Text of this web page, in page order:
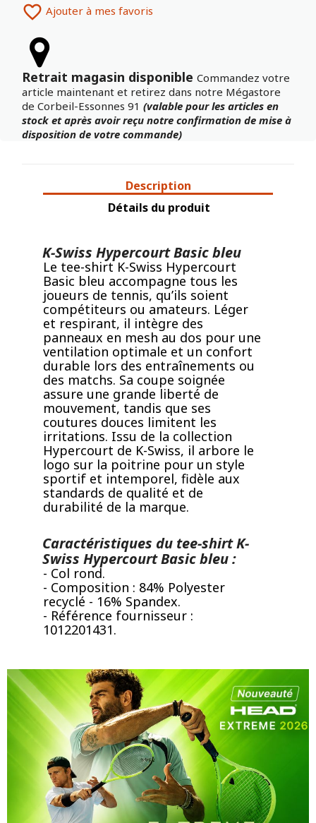
 Ajouter à mes favoris
Retrait magasin disponible Commandez votre
article maintenant et retirez dans notre Mégastore
de Corbeil-Essonnes 91 (valable pour les articles en
stock et après avoir reçu notre confirmation de mise à
disposition de votre commande)
Description
Détails du produit
K-Swiss Hypercourt Basic bleu
Le tee-shirt K-Swiss Hypercourt
Basic bleu accompagne tous les
joueurs de tennis, qu’ils soient
compétiteurs ou amateurs. Léger
et respirant, il intègre des
panneaux en mesh au dos pour une
ventilation optimale et un confort
durable lors des entraînements ou
des matchs. Sa coupe soignée
assure une grande liberté de
mouvement, tandis que ses
coutures douces limitent les
irritations. Issu de la collection
Hypercourt de K-Swiss, il arbore le
logo sur la poitrine pour un style
sportif et intemporel, fidèle aux
standards de qualité et de
durabilité de la marque.
Caractéristiques du tee-shirt K-
Swiss Hypercourt Basic bleu :
- Col rond.
- Composition : 84% Polyester
recyclé - 16% Spandex.
- Référence fournisseur :
1012201431.